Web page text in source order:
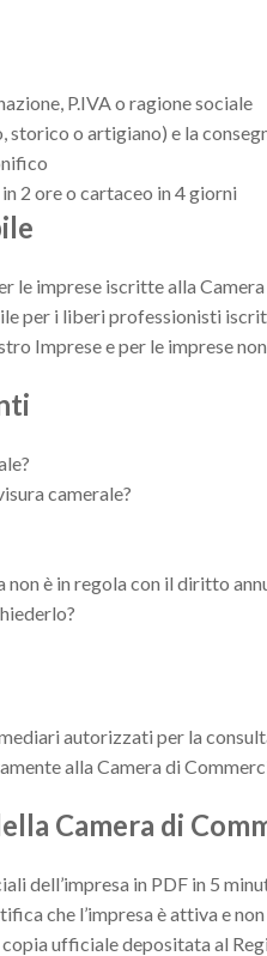
P.IVA o ragione sociale
storico o artigiano) e la
2 ore o cartaceo in 4 giorni
le imprese iscritte alla
per i liberi professionisti
Imprese e per le imprese
camerale?
non è in regola con il diritto
autorizzati per la
alla Camera di
Camera di
dell’impresa in PDF in 5
che l’impresa è attiva e
ufficiale depositata al